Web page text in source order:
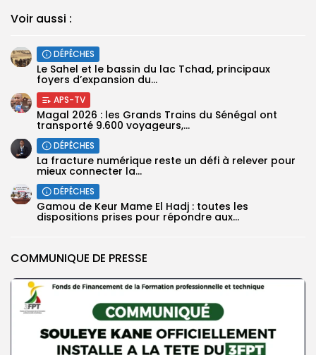
COMMUNIQUE DE PRESSE
Voir aussi :
DÉPÊCHES
Le Sahel et le bassin du lac Tchad, principaux
foyers d’expansion du...
APS-TV
Magal 2026 : les Grands Trains du Sénégal ont
transporté 9.600 voyageurs,...
DÉPÊCHES
La fracture numérique reste un défi à relever pour
mieux connecter la...
DÉPÊCHES
Gamou de Keur Mame El Hadj : toutes les
dispositions prises pour répondre aux...